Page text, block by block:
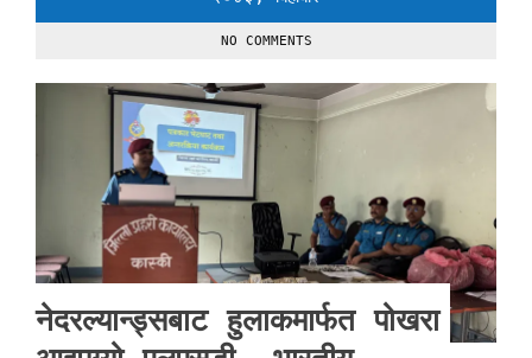
NO COMMENTS
नेदरल्यान्ड्सबाट हुलाकमार्फत पोखरा